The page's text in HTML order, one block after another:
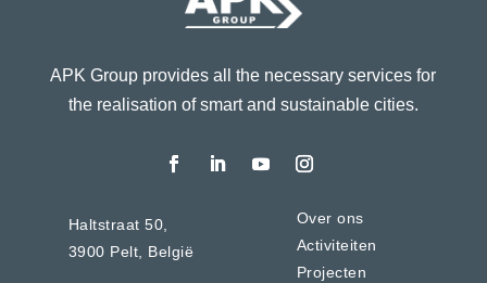
APK Group provides all the necessary services for
the realisation of smart and sustainable cities.
Haltstraat 50,
3900 Pelt, België
Over ons
Activiteiten
Projecten